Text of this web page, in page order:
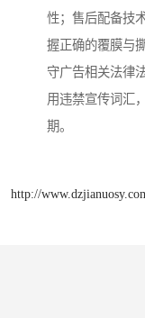
性；售后配备技
握正确的覆膜与
守广告相关法律
用违禁宣传词汇
期。
http://